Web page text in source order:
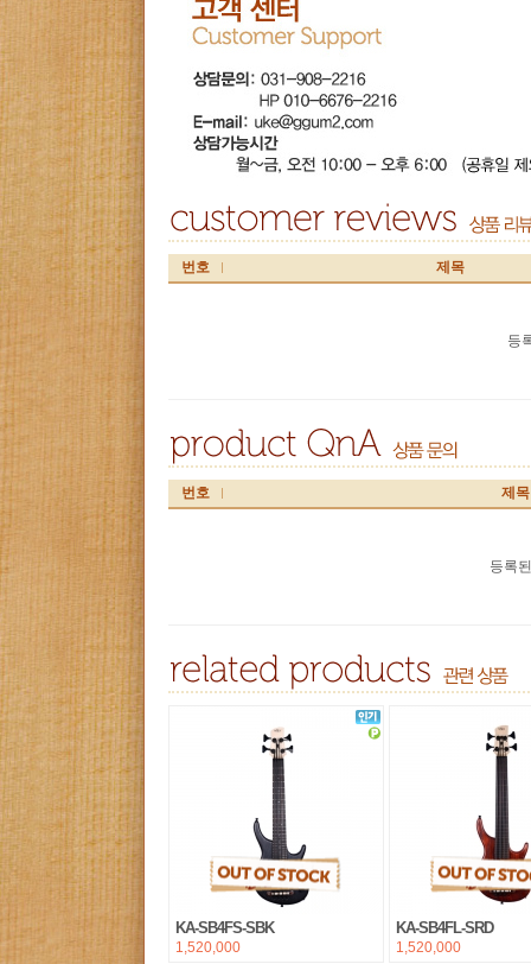
번호 제목
등
번호 제목
등록
KA-SB4FS-SBK
1,520,000
KA-SB4FL-SRD
1,520,000